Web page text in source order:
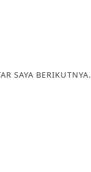
SAYA BERIKUTNYA.